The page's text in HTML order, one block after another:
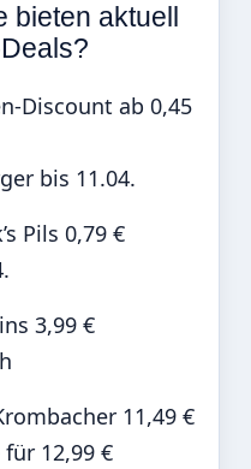
bieten aktuell
Discount ab 0,45
bis 11.04.
Pils 0,79 €
3,99 €
11,49 €
12,99 €